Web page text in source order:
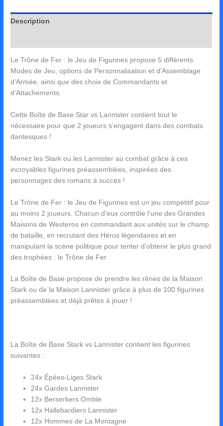
Description
Le Trône de Fer : le Jeu de Figurines propose 5 différents
Modes de Jeu, options de Personnalisation et d’Assemblage
d’Armée, ainsi que des choix de Commandants et
d’Attachements.
Cette Boîte de Base Star vs Lannister contient tout le
nécessaire pour que 2 joueurs s’engagent dans des combats
dantesques !
Menez les Stark ou les Lannister au combat grâce à ces
incroyables figurines préassemblées, inspirées des
personnages des romans à succès !
Le Trône de Fer : le Jeu de Figurines est un jeu compétitif pour
au moins 2 joueurs. Chacun d’eux contrôle l’une des Grandes
Maisons de Westeros en commandant aux unités sur le champ
de bataille, en recrutant des Héros légendaires et en
manipulant la scène politique pour tenter d’obtenir le plus grand
des trophées : le Trône de Fer.
La Boîte de Base propose de prendre les rênes de la Maison
Stark ou de la Maison Lannister grâce à plus de 100 figurines
préassemblées et déjà prêtes à jouer !
La Boîte de Base Stark vs Lannister contient les figurines
suivantes :
24x Épées-Liges Stark
24x Gardes Lannister
12x Berserkers Omble
12x Hallebardiers Lannister
12x Hommes de La Montagne